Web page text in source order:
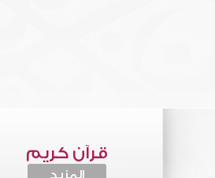
قرآن كريم
المزيد